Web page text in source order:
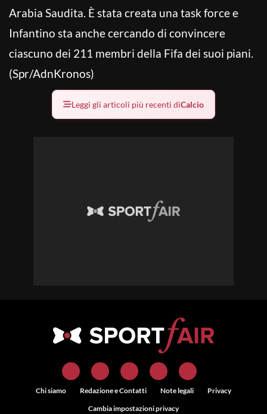
Arabia Saudita. È stata creata una task force e
Infantino sta anche cercando di convincere
ciascuno dei 211 membri della Fifa dei suoi piani.
(Spr/AdnKronos)
Leggi gli articoli più recenti diCalcio
Chi siamo Redazione e Contatti Note legali
Privacy
Cambia impostazioni privacy